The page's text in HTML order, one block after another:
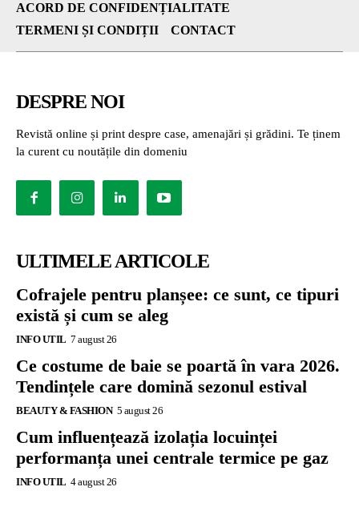
ACORD DE CONFIDENȚIALITATE
TERMENI ȘI CONDIȚII
CONTACT
DESPRE NOI
Revistă online și print despre case, amenajări și grădini. Te ținem
la curent cu noutățile din domeniu
ULTIMELE ARTICOLE
Cofrajele pentru planșee: ce sunt, ce tipuri
există și cum se aleg
INFO UTIL 7 august 26
Ce costume de baie se poartă în vara 2026.
Tendințele care domină sezonul estival
BEAUTY & FASHION 5 august 26
Cum influențează izolația locuinței
performanța unei centrale termice pe gaz
INFO UTIL 4 august 26